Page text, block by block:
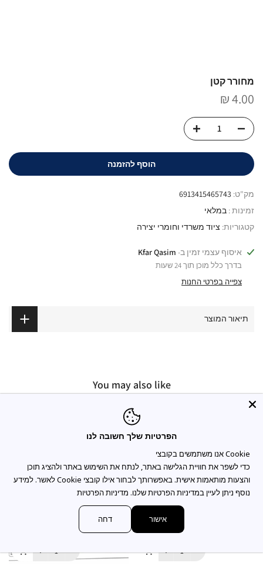
מחורר קטן
4.00 ₪
הוסף להזמנה
מק"ט: 6913415465743
זמינות : במלאי
קטגוריות: ציוד משרדי וחומרי יצירה
איסוף עצמי זמין ב- Kfar Qasim
בדרך כלל מוכן תוך 24 שעות
צפייה בפרטי החנות
תיאור המוצר
You may also like
הפרטיות שלך חשובה לנו
כדי לשפר את חוויית הגלישה באתר, לנתח את השימוש באתר ולהציג תוכן
והצעות מותאמות אישית. באפשרותך לבחור אילו קובצי Cookie לאשר. למידע
נוסף ניתן לעיין במדיניות הפרטיות שלנו. מדיניות הפרטיות
אישור דחה